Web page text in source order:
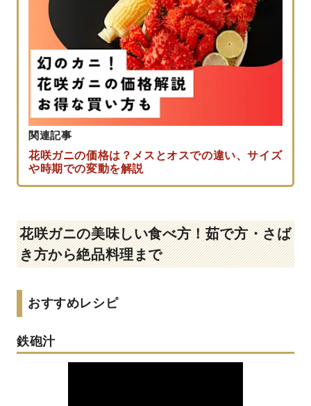
関連記事
花咲ガニの価格は？メスとオスでの違い、サイズ
や時期での変動を解説
花咲ガニの美味しい食べ方！茹で方・さば
き方から絶品料理まで
おすすめレシピ
鉄砲汁